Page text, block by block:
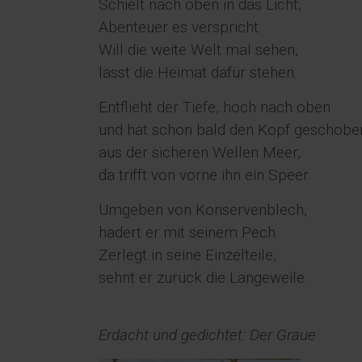
Schielt nach oben in das Licht,
Abenteuer es verspricht.
Will die weite Welt mal sehen,
lässt die Heimat dafür stehen.
Entflieht der Tiefe, hoch nach oben
und hat schon bald den Kopf
aus der sicheren Wellen Meer,
da trifft von vorne ihn ein Speer.
Umgeben von Konservenblech,
hadert er mit seinem Pech.
Zerlegt in seine Einzelteile,
sehnt er zurück die Langeweile.
Erdacht und gedichtet: Der Graue